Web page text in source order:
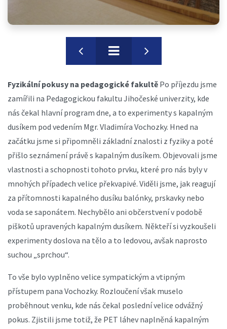
Fyzikální pokusy na pedagogické fakultě Po příjezdu jsme
zamířili na Pedagogickou fakultu Jihočeské univerzity, kde
nás čekal hlavní program dne, a to experimenty s kapalným
dusíkem pod vedením Mgr. Vladimíra Vochozky. Hned na
začátku jsme si připomněli základní znalosti z fyziky a poté
přišlo seznámení právě s kapalným dusíkem. Objevovali jsme
vlastnosti a schopnosti tohoto prvku, které pro nás byly v
mnohých případech velice překvapivé. Viděli jsme, jak reagují
za přítomnosti kapalného dusíku balónky, prskavky nebo
voda se saponátem. Nechybělo ani občerstvení v podobě
piškotů upravených kapalným dusíkem. Někteří si vyzkoušeli
experimenty doslova na tělo a to ledovou, avšak naprosto
suchou „sprchou“.
To vše bylo vyplněno velice sympatickým a vtipným
přístupem pana Vochozky. Rozloučení však muselo
proběhnout venku, kde nás čekal poslední velice odvážný
pokus. Zjistili jsme totiž, že PET láhev naplněná kapalným